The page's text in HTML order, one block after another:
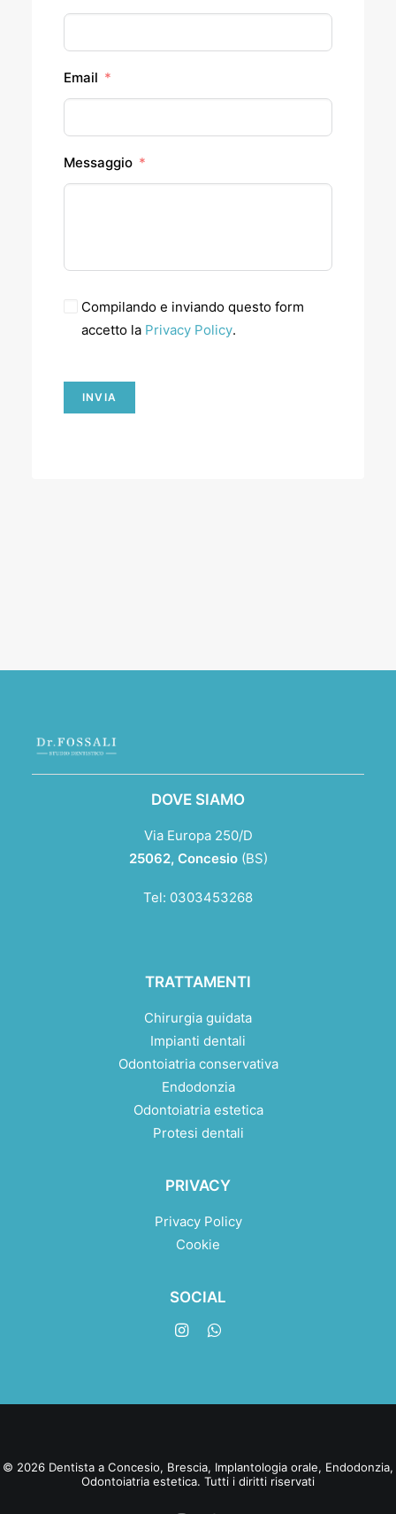
Email
Messaggio
Compilando e inviando questo form
accetto la Privacy Policy.
INVIA
DOVE SIAMO
Via Europa 250/D
25062, Concesio (BS)
Tel: 0303453268
TRATTAMENTI
Chirurgia guidata
Impianti dentali
Odontoiatria conservativa
Endodonzia
Odontoiatria estetica
Protesi dentali
PRIVACY
Privacy Policy
Cookie
SOCIAL
© 2026 Dentista a Concesio, Brescia, Implantologia orale, Endodonzia,
Odontoiatria estetica. Tutti i diritti riservati